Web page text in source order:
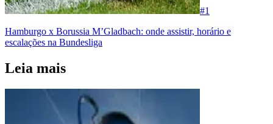
#1
Hamburgo x Borussia M’Gladbach: onde assistir, horário e
escalações na Bundesliga
Leia mais